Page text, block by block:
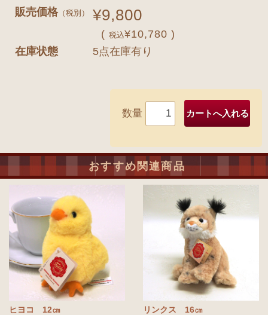
販売価格（税別） ¥9,800
(税込¥10,780 )
在庫状態 5点在庫有り
数量
おすすめ関連商品
ヒヨコ 12㎝ リンクス 16㎝